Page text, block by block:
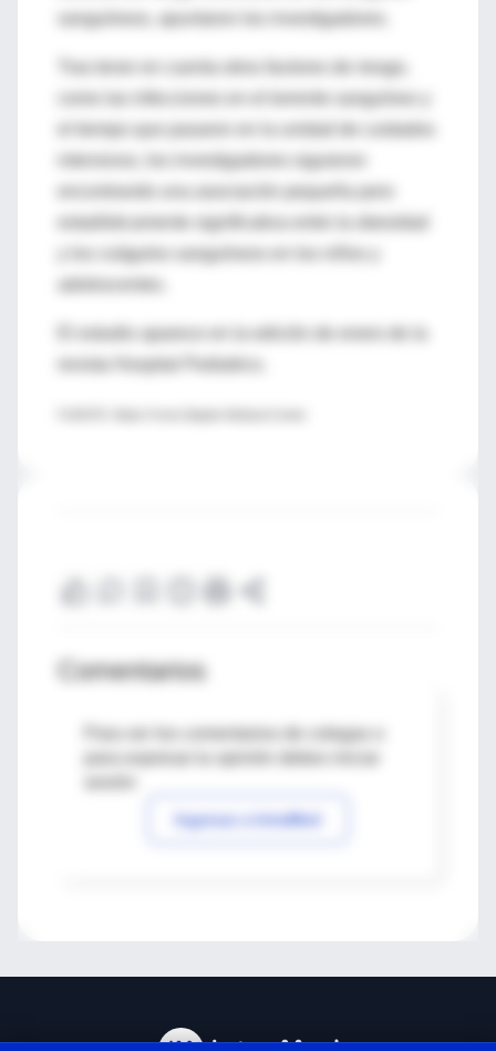
sanguíneos, apuntaron los investigadores.
Tras tener en cuenta otros factores de riesgo,
como las infecciones en el torrente sanguíneo y
el tiempo que pasaron en la unidad de cuidados
intensivos, los investigadores siguieron
encontrando una asociación pequeña pero
estadísticamente significativa entre la obesidad
y los coágulos sanguíneos en los niños y
El estudio aparece en la edición de enero de la
Comentarios
Para ver los comentarios de colegas o
Ingresar a IntraMed